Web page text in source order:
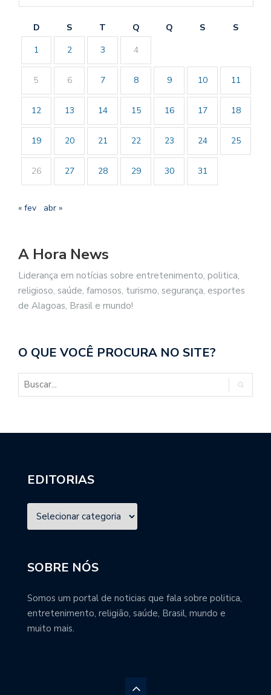
D S T Q Q S
S
1
2 3 4
5 6 7 8 9 10 11
12 13 14 15 16 17 18
19 20 21 22 23 24 25
26 27 28 29 30 31
« fev abr »
A Hora News
Liderança em notícias sobre entretenimento, politica,
religioso, saúde, famosos, turismo, segurança, esportes
de Alagoas, Brasil e mundo!
O QUE VOCÊ PROCURA NO SITE?
EDITORIAS
SOBRE NÓS
Somos um portal de noticias que fala sobre politica,
entretenimento, religião, saúde, Brasil, mundo e
muito mais.